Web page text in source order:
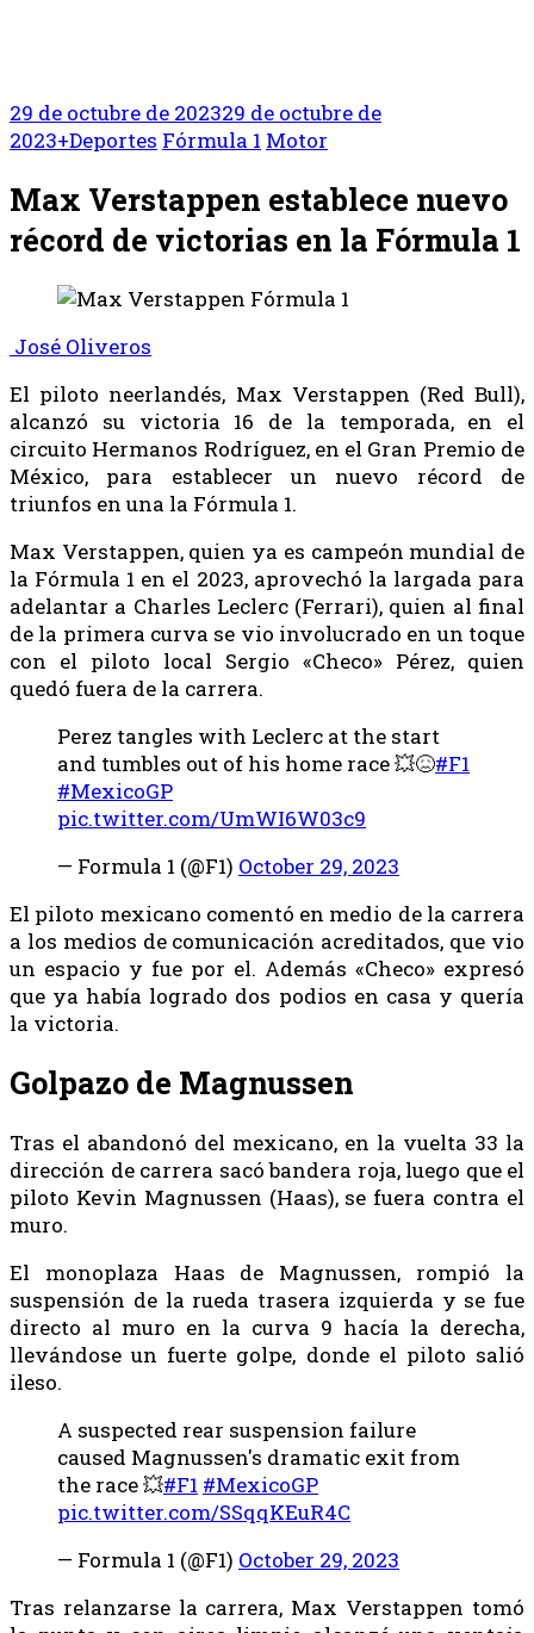
29 de octubre de 202329 de octubre de
2023+Deportes Fórmula 1 Motor
Max Verstappen establece nuevo
récord de victorias en la Fórmula 1
José Oliveros
El piloto neerlandés, Max Verstappen (Red Bull),
alcanzó su victoria 16 de la temporada, en el
circuito Hermanos Rodríguez, en el Gran Premio de
México, para establecer un nuevo récord de
triunfos en una la Fórmula 1.
Max Verstappen, quien ya es campeón mundial de
la Fórmula 1 en el 2023, aprovechó la largada para
adelantar a Charles Leclerc (Ferrari), quien al final
de la primera curva se vio involucrado en un toque
con el piloto local Sergio «Checo» Pérez, quien
quedó fuera de la carrera.
Perez tangles with Leclerc at the start
and tumbles out of his home race 💥😖#F1
#MexicoGP
pic.twitter.com/UmWI6W03c9
— Formula 1 (@F1) October 29, 2023
El piloto mexicano comentó en medio de la carrera
a los medios de comunicación acreditados, que vio
un espacio y fue por el. Además «Checo» expresó
que ya había logrado dos podios en casa y quería
la victoria.
Golpazo de Magnussen
Tras el abandonó del mexicano, en la vuelta 33 la
dirección de carrera sacó bandera roja, luego que el
piloto Kevin Magnussen (Haas), se fuera contra el
muro.
El monoplaza Haas de Magnussen, rompió la
suspensión de la rueda trasera izquierda y se fue
directo al muro en la curva 9 hacía la derecha,
llevándose un fuerte golpe, donde el piloto salió
ileso.
A suspected rear suspension failure
caused Magnussen's dramatic exit from
the race 💥#F1 #MexicoGP
pic.twitter.com/SSqqKEuR4C
— Formula 1 (@F1) October 29, 2023
Tras relanzarse la carrera, Max Verstappen tomó